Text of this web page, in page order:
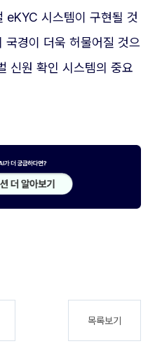
eKYC 시스템이 구현될 것
국경이 더욱 허물어질 것으
신원 확인 시스템의 중요
목록보기